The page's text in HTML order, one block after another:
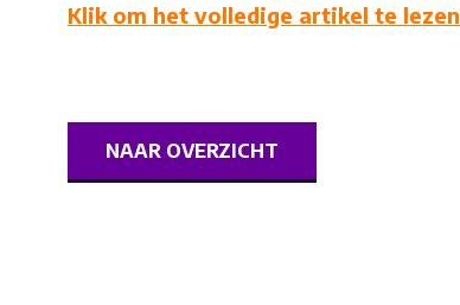
Klik om het volledige artikel te lezen
NAAR OVERZICHT